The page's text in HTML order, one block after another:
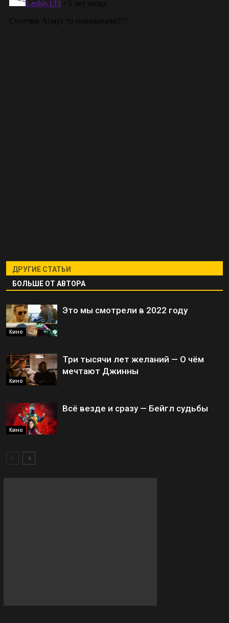
ДРУГИЕ СТАТЬИ
БОЛЬШЕ ОТ АВТОРА
Кино
Это мы смотрели в 2022 году
Кино
Три тысячи лет желаний — О чём
мечтают Джинны
Кино
Всё везде и сразу — Бейгл судьбы